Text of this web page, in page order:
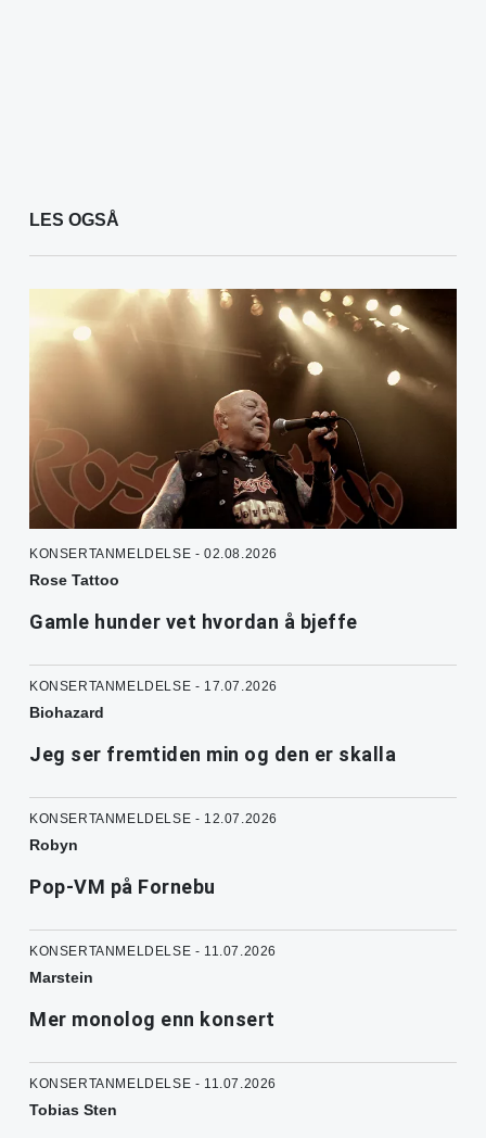
LES OGSÅ
KONSERTANMELDELSE - 02.08.2026
Rose Tattoo
Gamle hunder vet hvordan å bjeffe
KONSERTANMELDELSE - 17.07.2026
Biohazard
Jeg ser fremtiden min og den er skalla
KONSERTANMELDELSE - 12.07.2026
Robyn
Pop-VM på Fornebu
KONSERTANMELDELSE - 11.07.2026
Marstein
Mer monolog enn konsert
KONSERTANMELDELSE - 11.07.2026
Tobias Sten